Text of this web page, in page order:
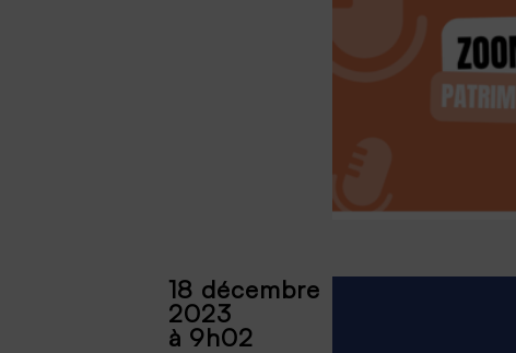
18 décembre
2023
à 9h02